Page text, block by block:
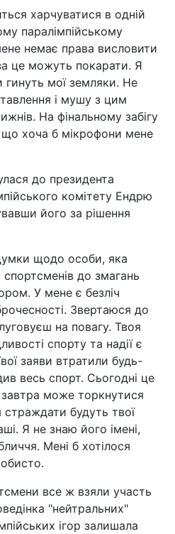
харчуватися в одній
паралімпійському
немає права висловити
це можуть покарати. Я
гинуть мої земляки. Не
і мушу з цим
На фінальному забігу
що хоча б мікрофони мене
до президента
комітету Ендрю
його за рішення
щодо особи, яка
до змагань
У мене є безліч
Звертаюся до
на повагу. Твоя
спорту та надії є
заяви втратили будь-
весь спорт. Сьогодні це
завтра може торкнутися
страждати будуть твої
Я не знаю його імені,
Мені б хотілося
все ж взяли участь
"нейтральних"
ігор залишала